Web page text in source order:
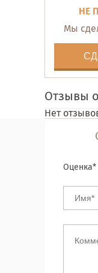
НЕ
Мы
Отзывы
Нет
Оценка*